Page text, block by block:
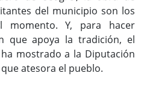
del municipio son los
momento. Y, para hacer
que apoya la tradición, el
mostrado a la Diputación
que atesora el pueblo.